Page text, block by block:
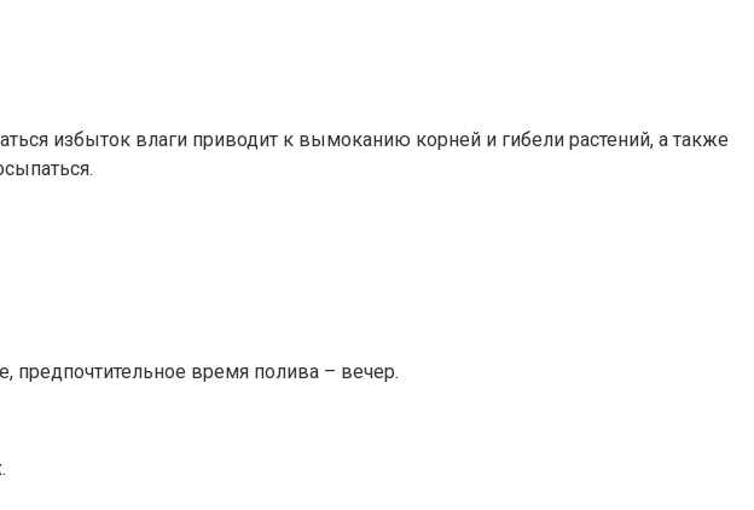
избыток влаги приводит к вымоканию корней и гибели растений, а также
предпочтительное время полива – вечер.